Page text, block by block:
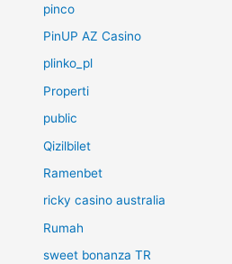
pinco
PinUP AZ Casino
plinko_pl
Properti
public
Qizilbilet
Ramenbet
ricky casino australia
Rumah
sweet bonanza TR